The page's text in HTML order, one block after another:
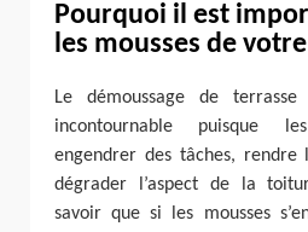
Pourquoi il est
les mousses de
Le démoussage de
incontournable puisque
engendrer des tâches, rendre
dégrader l’aspect de la
savoir que si les mousses